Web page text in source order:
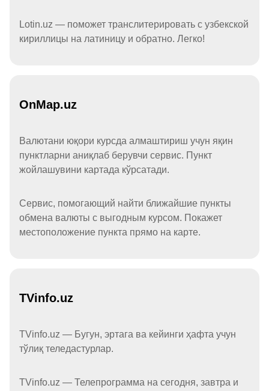
Lotin.uz — поможет транслитерировать с узбекской
кириллицы на латиницу и обратно. Легко!
OnMap.uz
Валютани юқори курсда алмаштириш учун яқин
пунктларни аниқлаб берувчи сервис. Пункт
жойлашувини картада кўрсатади.
Сервис, помогающий найти ближайшие пункты
обмена валюты с выгодным курсом. Покажет
местоположение пункта прямо на карте.
TVinfo.uz
TVinfo.uz — Бугун, эртага ва кейинги ҳафта учун
тўлиқ теледастурлар.
TVinfo.uz — Телепрограмма на сегодня, завтра и